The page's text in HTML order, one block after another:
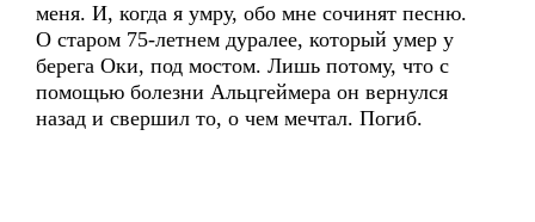
меня. И, когда я умру, обо мне сочинят песню.
О старом 75-летнем дуралее, который умер у
берега Оки, под мостом. Лишь потому, что с
помощью болезни Альцгеймера он вернулся
назад и свершил то, о чем мечтал. Погиб.